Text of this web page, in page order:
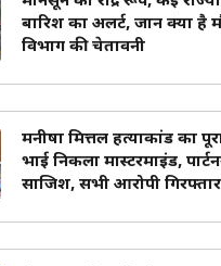
बारिश का अलर्ट, जानें क्या है
विभाग की चेतावनी
मनीषा मित्तल हत्याकांड का
भाई निकला मास्टरमाइंड,
साजिश, सभी आरोपी गिरफ्तार